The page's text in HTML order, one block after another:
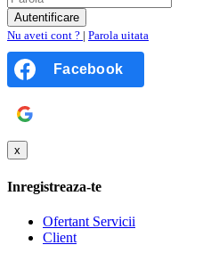
Nu aveti cont ? | Parola uitata
Facebook
x
Inregistreaza-te
Ofertant Servicii
Client